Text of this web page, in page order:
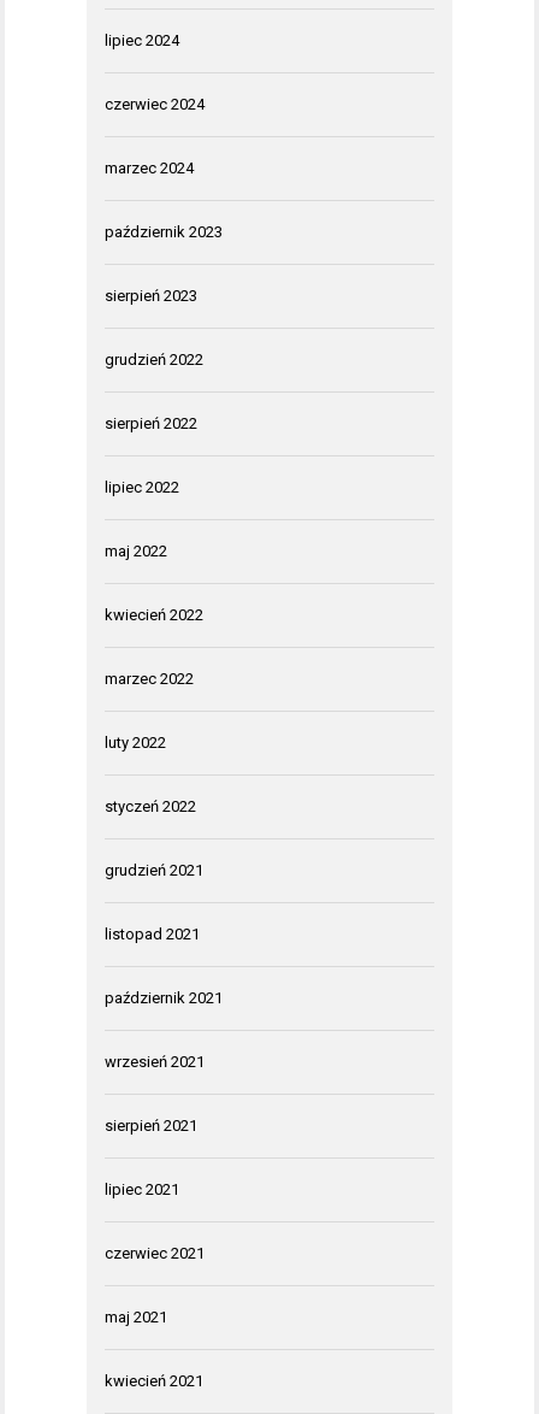
lipiec 2024
czerwiec 2024
marzec 2024
październik 2023
sierpień 2023
grudzień 2022
sierpień 2022
lipiec 2022
maj 2022
kwiecień 2022
marzec 2022
luty 2022
styczeń 2022
grudzień 2021
listopad 2021
październik 2021
wrzesień 2021
sierpień 2021
lipiec 2021
czerwiec 2021
maj 2021
kwiecień 2021